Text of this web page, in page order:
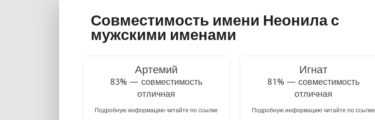
Совместимость имени Неонила с
мужскими именами
Артемий
83% — совместимость
отличная
Подробную информацию читайте по ссылке
Игнат
81% — совместимость
отличная
Подробную информацию читайте по ссылке